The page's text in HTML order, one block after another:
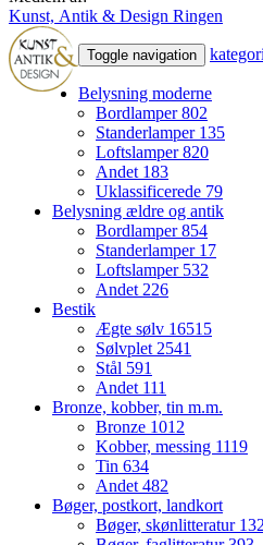
Kunst, Antik & Design Ringen
Toggle navigation
Belysning moderne
Bordlamper802
Standerlamper 135
Loftslamper820
Andet 183
Uklassificerede 79
Belysning ældre og antik
Bordlamper854
Standerlamper 17
Loftslamper 532
Andet226
Bestik
Ægte sølv 16515
Sølvplet2541
Stål 591
Andet 111
Bronze, kobber, tin m.m.
Bronze 1012
Kobber, messing 1119
Tin 634
Andet482
Bøger, postkort, landkort
Bøger, skønlitteratur